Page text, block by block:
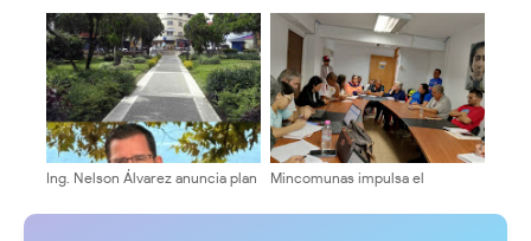
cambio y la
reinstitucionalización de
Venezuela
Coliseo El Llano de Tovar
Ing. Nelson Álvarez anuncia plan
de la Plaza Bolívar de Mérida
Mincomunas impulsa el
plan de actualización y atención